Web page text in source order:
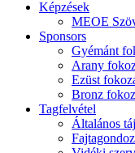
Képzések
MEOE
Sponsors
Gyémánt
Arany
Ezüst
Bronz
Tagfelvétel
Általános